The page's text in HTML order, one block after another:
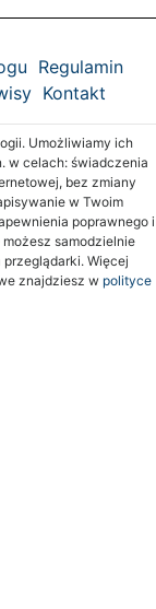
Regulamin
Kontakt
Umożliwiamy ich
w celach: świadczenia
bez zmiany
w Twoim
poprawnego i
samodzielnie
Więcej
znajdziesz w polityce